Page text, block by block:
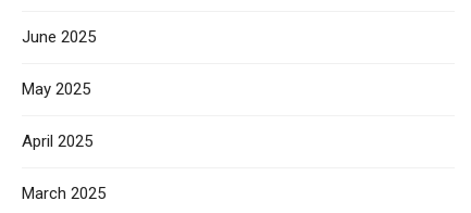
June 2025
May 2025
April 2025
March 2025